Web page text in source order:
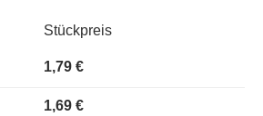
Stückpreis
1,79 €
1,69 €